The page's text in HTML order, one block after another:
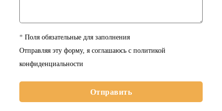
* Поля обязательные для заполнения
Отправляя эту форму, я соглашаюсь с политикой
конфиденциальности
Отправить